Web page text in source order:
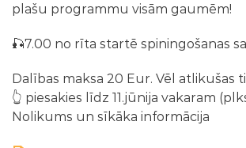
plašu programmu visām gaumēm!
🎣7.00 no rīta startē spiningošanas
Dalības maksa 20 Eur. Vēl atlikušas
👆 piesakies līdz 11.jūnija vakaram
Nolikums un sīkāka informācija